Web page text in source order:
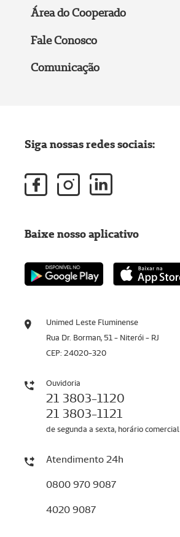
Área do Cooperado
Fale Conosco
Comunicação
Unimed Leste Fluminense
Rua Dr. Borman, 51 - Niterói - RJ
CEP: 24020-320
Ouvidoria
21 3803-1120
21 3803-1121
de segunda a sexta, horário comercial
Atendimento 24h
0800 970 9087
4020 9087
Siga nossas redes sociais:
Baixe nosso aplicativo